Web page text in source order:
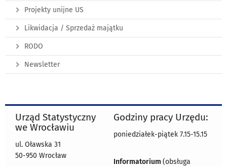
Projekty unijne US
Likwidacja / Sprzedaż majątku
RODO
Newsletter
Urząd Statystyczny
we Wrocławiu
ul. Oławska 31
50-950 Wrocław
Godziny pracy Urzędu:
poniedziałek-piątek 7.15-15.15
Informatorium (obsługa